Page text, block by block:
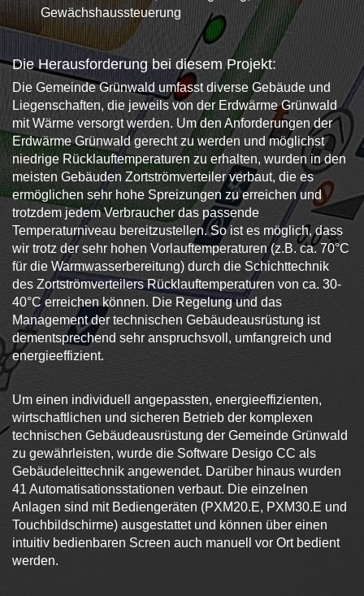
Gewächshaussteuerung
Die Herausforderung bei diesem Projekt:
Die Gemeinde Grünwald umfasst diverse Gebäude und
Liegenschaften, die jeweils von der Erdwärme Grünwald
mit Wärme versorgt werden. Um den Anforderungen der
Erdwärme Grünwald gerecht zu werden und möglichst
niedrige Rücklauftemperaturen zu erhalten, wurden in den
meisten Gebäuden Zortströmverteiler verbaut, die es
ermöglichen sehr hohe Spreizungen zu erreichen und
trotzdem jedem Verbraucher das passende
Temperaturniveau bereitzustellen. So ist es möglich, dass
wir trotz der sehr hohen Vorlauftemperaturen (z.B. ca. 70°C
für die Warmwasserbereitung) durch die Schichttechnik
des Zortströmverteilers Rücklauftemperaturen von ca. 30-
40°C erreichen können. Die Regelung und das
Management der technischen Gebäudeausrüstung ist
dementsprechend sehr anspruchsvoll, umfangreich und
energieeffizient.
Um einen individuell angepassten, energieeffizienten,
wirtschaftlichen und sicheren Betrieb der komplexen
technischen Gebäudeausrüstung der Gemeinde Grünwald
zu gewährleisten, wurde die Software Desigo CC als
Gebäudeleittechnik angewendet. Darüber hinaus wurden
41 Automatisationsstationen verbaut. Die einzelnen
Anlagen sind mit Bediengeräten (PXM20.E, PXM30.E und
Touchbildschirme) ausgestattet und können über einen
intuitiv bedienbaren Screen auch manuell vor Ort bedient
werden.